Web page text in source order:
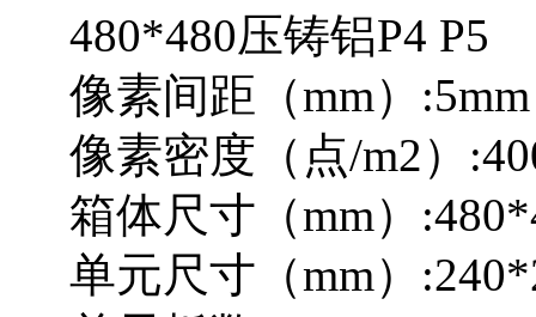
480*480压铸铝P4 P5
像素间距（mm）:5mm
像素密度（点/m2）
箱体尺寸（mm）
单元尺寸（mm）